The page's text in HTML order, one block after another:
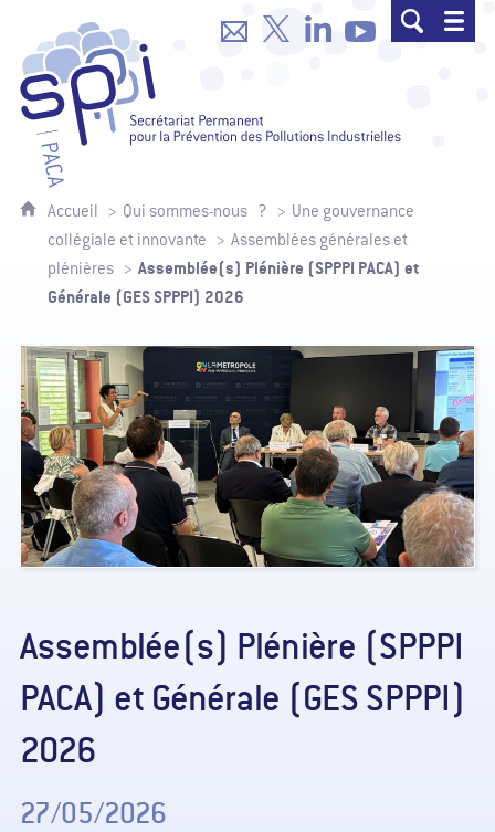
SPPPI Paca - Secrétariat
Accueil Qui sommes-nous ?
Une gouvernance
collégiale et innovante
Assemblées générales et
plénières
Assemblée(s) Plénière (SPPPI PACA) et
Générale (GES SPPPI) 2026
Assemblée(s) Plénière (SPPPI
PACA) et Générale (GES SPPPI)
2026
27/05/2026